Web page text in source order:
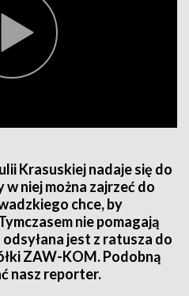
Krasuskiej nadaje się do
niej można zajrzeć do
chce, by
nie pomagają
odsyłana jest z ratusza do
ZAW-KOM. Podobną
nasz reporter.